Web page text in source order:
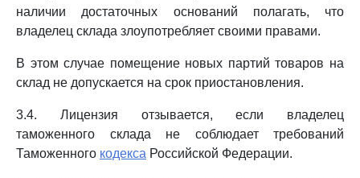
наличии достаточных оснований полагать, что
владелец склада злоупотребляет своими правами.
В этом случае помещение новых партий товаров на
склад не допускается на срок приостановления.
3.4. Лицензия отзывается, если владелец
таможенного склада не соблюдает требований
Таможенного кодекса Российской Федерации.